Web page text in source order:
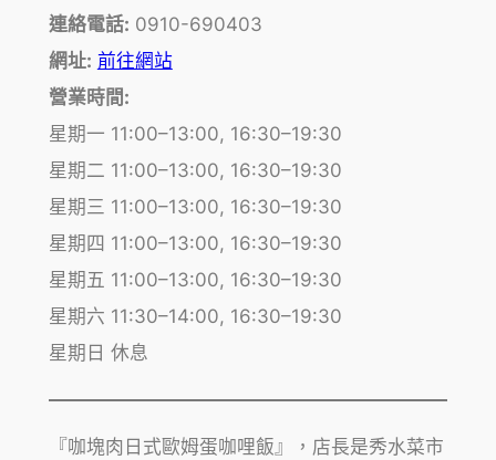
連絡電話: 0910-690403
網址: 前往網站
營業時間:
星期一 11:00–13:00, 16:30–19:30
星期二 11:00–13:00, 16:30–19:30
星期三 11:00–13:00, 16:30–19:30
星期四 11:00–13:00, 16:30–19:30
星期五 11:00–13:00, 16:30–19:30
星期六 11:30–14:00, 16:30–19:30
星期日 休息
『咖塊肉日式歐姆蛋咖哩飯』，店長是秀水菜市